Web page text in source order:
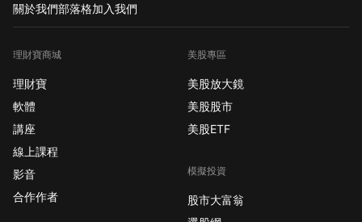
關於我們部落格加入我們
理財寶商城
理財寶
軟體
講座
線上課程
影音
合作作者
美股專區
美股放大鏡
美股股市
美股ETF
模擬投資
股市大富翁